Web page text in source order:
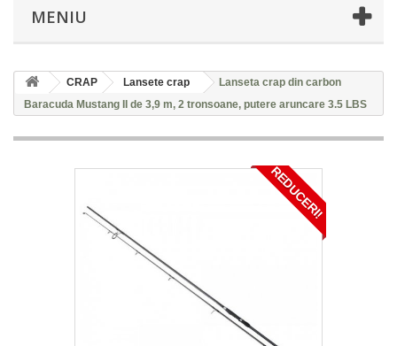
MENIU
CRAP Lansete crap
Lanseta crap din carbon
Baracuda Mustang II de 3,9 m, 2 tronsoane, putere aruncare 3.5 LBS
REDUCERI!